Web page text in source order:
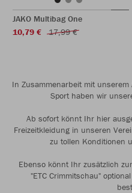
JAKO Multibag One
10,79 €
17,99 €
In Zusammenarbeit mit
Sport haben wir
Ab sofort könnt Ihr hier
Freizeitkleidung in unseren
zu tollen Konditionen
Ebenso könnt Ihr zusätzlich
"ETC Crimmitschau"